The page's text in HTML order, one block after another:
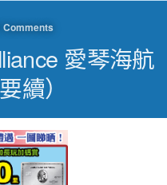
Comments
愛琴海航
續）